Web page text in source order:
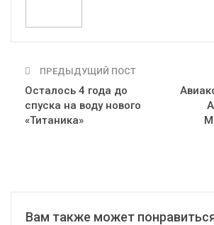
ПРЕДЫДУЩИЙ ПОСТ
Осталось 4 года до
спуска на воду нового
«Титаника»
Вам также может